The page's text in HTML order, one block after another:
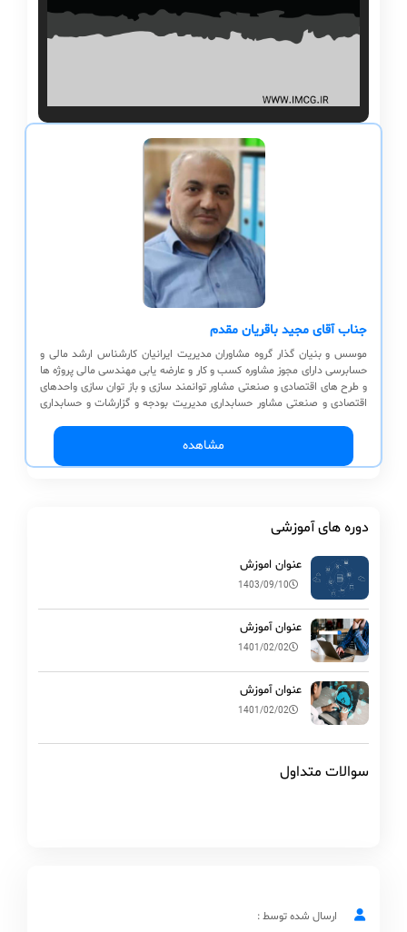
جناب آقای مجید باقریان مقدم
موسس و بنیان گذار گروه مشاوران مدیریت ایرانیان کارشناس ارشد مالی و
حسابرسی دارای مجوز مشاوره کسب و کار و عارضه یابی مهندسی مالی پروژه ها
و طرح های اقتصادی و صنعتی مشاور توانمند سازی و باز توان سازی واحدهای
اقتصادی و صنعتی مشاور حسابداری مدیریت بودجه و گزارشات و حسابداری
یابی سازمانی کنترل تولید و پروژه مشاور حسابرسی عملیاتی
مشاهده
دوره های آموزشی
عنوان اموزش
1403/09/10
عنوان آموزش
1401/02/02
عنوان آموزش
1401/02/02
سوالات متداول
ارسال شده توسط :